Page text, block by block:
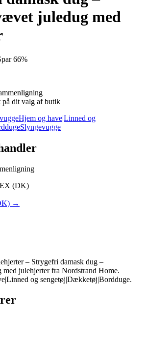
juledug med
kr..
66%
på dit valg af butik
Hjem og have|Linned og
Slyngevugge
(DK)
→
– Strygefri damask dug –
julehjerter fra Nordstrand Home.
og sengetøj|Dækketøj|Bordduge.